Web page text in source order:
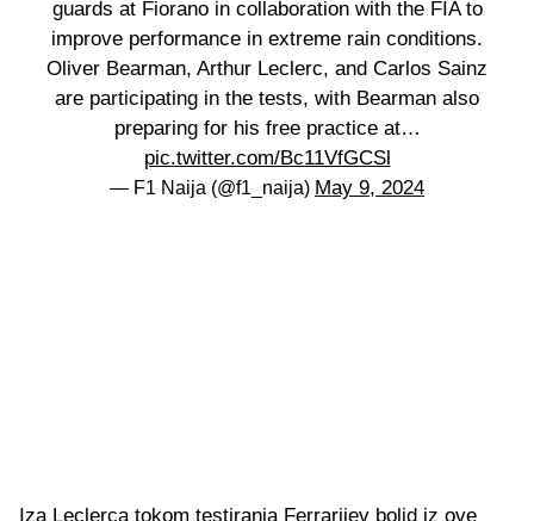
guards at Fiorano in collaboration with the FIA to
improve performance in extreme rain conditions.
Oliver Bearman, Arthur Leclerc, and Carlos Sainz
are participating in the tests, with Bearman also
preparing for his free practice at…
pic.twitter.com/Bc11VfGCSl
— F1 Naija (@f1_naija) May 9, 2024
Iza Leclerca tokom testiranja Ferrarijev bolid iz ove